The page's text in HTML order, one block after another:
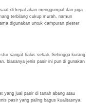
di kepal akan menggumpal dan juga
terbilang cukup murah, namun
digunakan untuk campuran plester
sangat halus sekali. Sehingga kurang
biasanya jenis pasir ini pun di gunakan
yang jual pasir di tanah abang atau
pasir yang paling bagus kualitasnya.